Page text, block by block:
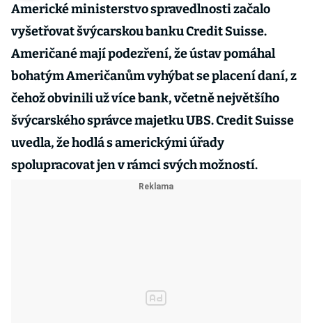
Americké ministerstvo spravedlnosti začalo
vyšetřovat švýcarskou banku Credit Suisse.
Američané mají podezření, že ústav pomáhal
bohatým Američanům vyhýbat se placení daní, z
čehož obvinili už více bank, včetně největšího
švýcarského správce majetku UBS. Credit Suisse
uvedla, že hodlá s americkými úřady
spolupracovat jen v rámci svých možností.